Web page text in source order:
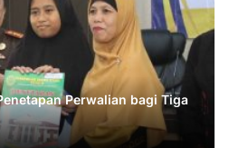
Perwalian bagi Tiga